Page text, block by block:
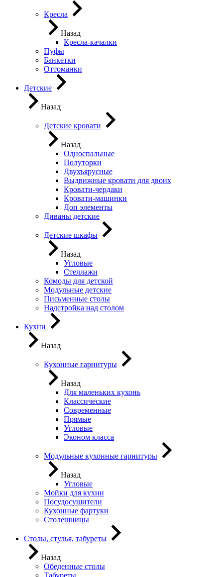
Кресла
Назад
Кресла-качалки
Пуфы
Банкетки
Оттоманки
Детские
Назад
Детские кровати
Назад
Односпальные
Полуторки
Двухъярусные
Выдвижные кровати для двоих
Кровати-чердаки
Кровати-машинки
Доп элементы
Диваны детские
Детские шкафы
Назад
Угловые
Стеллажи
Комоды для детской
Модульные детские
Письменные столы
Надстройка над столом
Кухни
Назад
Кухонные гарнитуры
Назад
Для маленьких кухонь
Классические
Современные
Прямые
Угловые
Эконом класса
Модульные кухонные гарнитуры
Назад
Угловые
Мойки для кухни
Посудосушители
Кухонные фартуки
Столешницы
Столы, стулья, табуреты
Назад
Обеденные столы
Табуреты